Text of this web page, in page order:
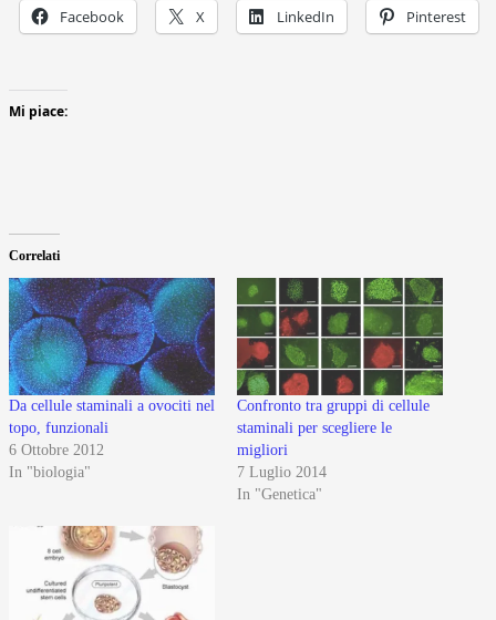
Facebook X LinkedIn Pinterest
Mi piace:
Correlati
Da cellule staminali a ovociti nel
topo, funzionali
6 Ottobre 2012
In "biologia"
Confronto tra gruppi di cellule
staminali per scegliere le
migliori
7 Luglio 2014
In "Genetica"